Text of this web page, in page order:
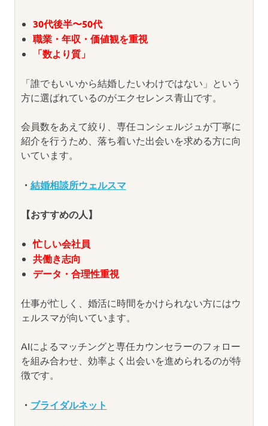
30代後半〜50代
職業・年収・価値観を重視
「数より質」
「誰でもいいから結婚したいわけではない」という
方に選ばれているのがエクセレンス青山です。
会員数をあえて絞り、専任コンシェルジュが丁寧に
紹介を行うため、落ち着いた出会いを求める方に向
いています。
・ 結婚相談所ウェルスマ
【おすすめの人】
忙しい会社員
共働き志向
データ・合理性重視
仕事が忙しく、婚活に時間をかけられない方にはウ
ェルスマが向いています。
AIによるマッチングと専任カウンセラーのフォロー
を組み合わせ、効率よく出会いを進められるのが特
徴です。
・ ブライダルネット